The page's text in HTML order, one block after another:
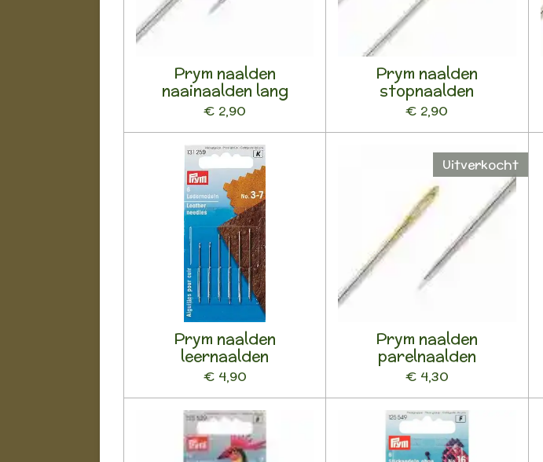
Prym naalden
naainaalden lang
€ 2,90
Prym naalden
stopnaalden
€ 2,90
Prym naalden
leernaalden
€ 4,90
Uitverkocht
Prym naalden
parelnaalden
€ 4,30